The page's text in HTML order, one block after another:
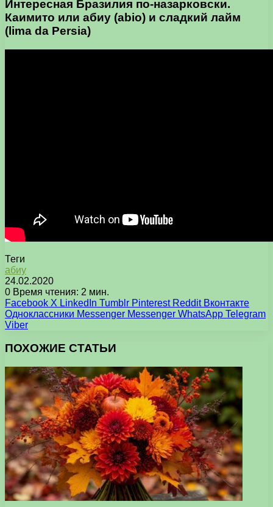
Интересная Бразилия по-назарковски.
Каимито или абиу (abio) и сладкий лайм
(lima da Persia)
Теги
абиу
24.02.2020
0 Время чтения: 2 мин.
Facebook X LinkedIn Tumblr Pinterest Reddit Вконтакте
Одноклассники Messenger Messenger WhatsApp Telegram
Viber
ПОХОЖИЕ СТАТЬИ